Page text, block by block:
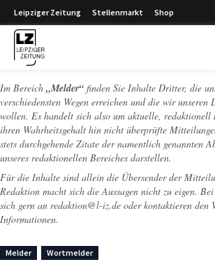
Leipziger Zeitung Stellenmarkt Shop
Im Bereich „Melder“ finden Sie Inhalte Dritter, die
verschiedensten Wegen erreichen und die wir unseren
wollen. Es handelt sich also um aktuelle, redaktionell
ihren Wahrheitsgehalt hin nicht überprüfte
stets durchgehende Zitate der namentlich genannten
unseres redaktionellen Bereiches darstellen.
Für die Inhalte sind allein die Übersender der
Redaktion macht sich die Aussagen nicht zu eigen.
sich gern an redaktion@l-iz.de oder kontaktieren den
Informationen.
Melder Wortmelder